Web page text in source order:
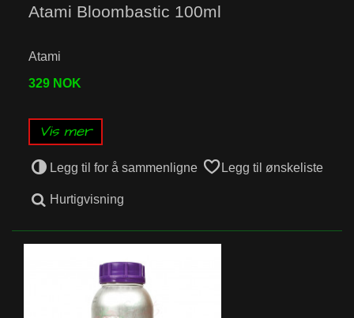
Atami Bloombastic 100ml
Atami
329 NOK
Vis mer
Legg til for å sammenligne Legg til ønskeliste
Hurtigvisning